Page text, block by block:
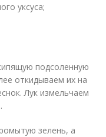
уксуса;
подсоленную
откидываем их на
Лук измельчаем
зелень, а